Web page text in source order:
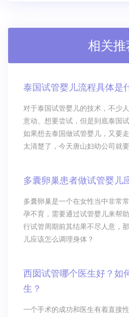
相关推
泰国试管婴儿流程具体是
对于泰国试管婴儿的技术，不少
意动、想要尝试，但是到底泰国
如果想去泰国做试管婴儿，又要
太清楚了，今天唐山妇幼公司就
多囊卵巢患者做试管婴儿
多囊卵巢是一个在女性当中非常
孕不育，需要通过试管婴儿来帮
行试管周期前其结果不尽人意，
儿应该怎么调理身体？
西囡试管哪个医生好？如
生？
一个手术的成功和医生有着直接